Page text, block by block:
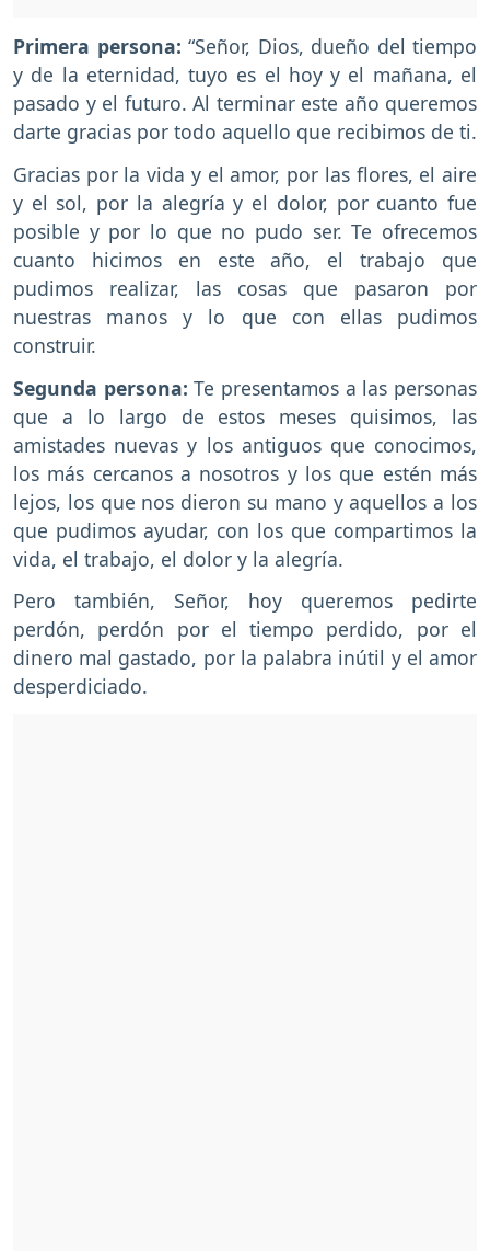
Primera persona: “Señor, Dios, dueño del tiempo
y de la eternidad, tuyo es el hoy y el mañana, el
pasado y el futuro. Al terminar este año queremos
darte gracias por todo aquello que recibimos de ti.
Gracias por la vida y el amor, por las flores, el aire
y el sol, por la alegría y el dolor, por cuanto fue
posible y por lo que no pudo ser. Te ofrecemos
cuanto hicimos en este año, el trabajo que
pudimos realizar, las cosas que pasaron por
nuestras manos y lo que con ellas pudimos
construir.
Segunda persona: Te presentamos a las personas
que a lo largo de estos meses quisimos, las
amistades nuevas y los antiguos que conocimos,
los más cercanos a nosotros y los que estén más
lejos, los que nos dieron su mano y aquellos a los
que pudimos ayudar, con los que compartimos la
vida, el trabajo, el dolor y la alegría.
Pero también, Señor, hoy queremos pedirte
perdón, perdón por el tiempo perdido, por el
dinero mal gastado, por la palabra inútil y el amor
desperdiciado.